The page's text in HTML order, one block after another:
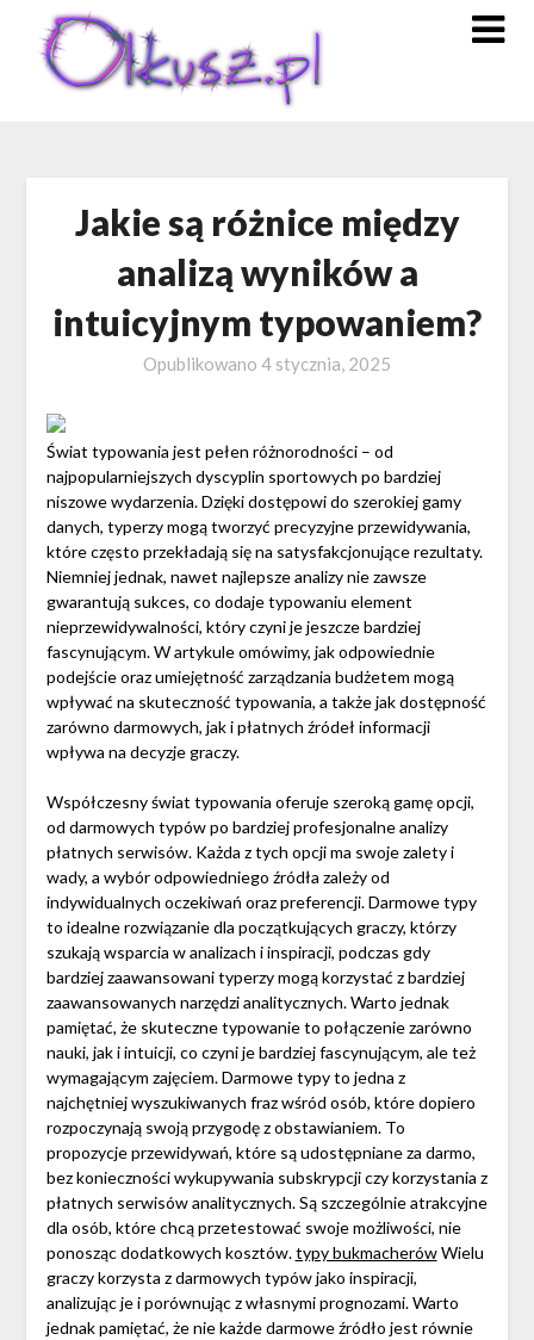
content
Jakie są różnice między
analizą wyników a
intuicyjnym typowaniem?
Opublikowano 4 stycznia, 2025
Świat typowania jest pełen różnorodności – od
najpopularniejszych dyscyplin sportowych po bardziej
niszowe wydarzenia. Dzięki dostępowi do szerokiej gamy
danych, typerzy mogą tworzyć precyzyjne przewidywania,
które często przekładają się na satysfakcjonujące rezultaty.
Niemniej jednak, nawet najlepsze analizy nie zawsze
gwarantują sukces, co dodaje typowaniu element
nieprzewidywalności, który czyni je jeszcze bardziej
fascynującym. W artykule omówimy, jak odpowiednie
podejście oraz umiejętność zarządzania budżetem mogą
wpływać na skuteczność typowania, a także jak dostępność
zarówno darmowych, jak i płatnych źródeł informacji
wpływa na decyzje graczy.
Współczesny świat typowania oferuje szeroką gamę opcji,
od darmowych typów po bardziej profesjonalne analizy
płatnych serwisów. Każda z tych opcji ma swoje zalety i
wady, a wybór odpowiedniego źródła zależy od
indywidualnych oczekiwań oraz preferencji. Darmowe typy
to idealne rozwiązanie dla początkujących graczy, którzy
szukają wsparcia w analizach i inspiracji, podczas gdy
bardziej zaawansowani typerzy mogą korzystać z bardziej
zaawansowanych narzędzi analitycznych. Warto jednak
pamiętać, że skuteczne typowanie to połączenie zarówno
nauki, jak i intuicji, co czyni je bardziej fascynującym, ale też
wymagającym zajęciem. Darmowe typy to jedna z
najchętniej wyszukiwanych fraz wśród osób, które dopiero
rozpoczynają swoją przygodę z obstawianiem. To
propozycje przewidywań, które są udostępniane za darmo,
bez konieczności wykupywania subskrypcji czy korzystania z
płatnych serwisów analitycznych. Są szczególnie atrakcyjne
dla osób, które chcą przetestować swoje możliwości, nie
ponosząc dodatkowych kosztów.typy bukmacherówWielu
graczy korzysta z darmowych typów jako inspiracji,
analizując je i porównując z własnymi prognozami. Warto
jednak pamiętać, że nie każde darmowe źródło jest równie